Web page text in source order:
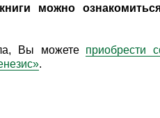
можно
Вы можете приобрести
.